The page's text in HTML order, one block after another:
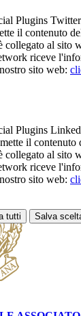
Plugins
il contenuto
collegato al sito
riceve
sito web:
Plugins
il contenuto
collegato al sito
riceve
sito web:
tutti Salva